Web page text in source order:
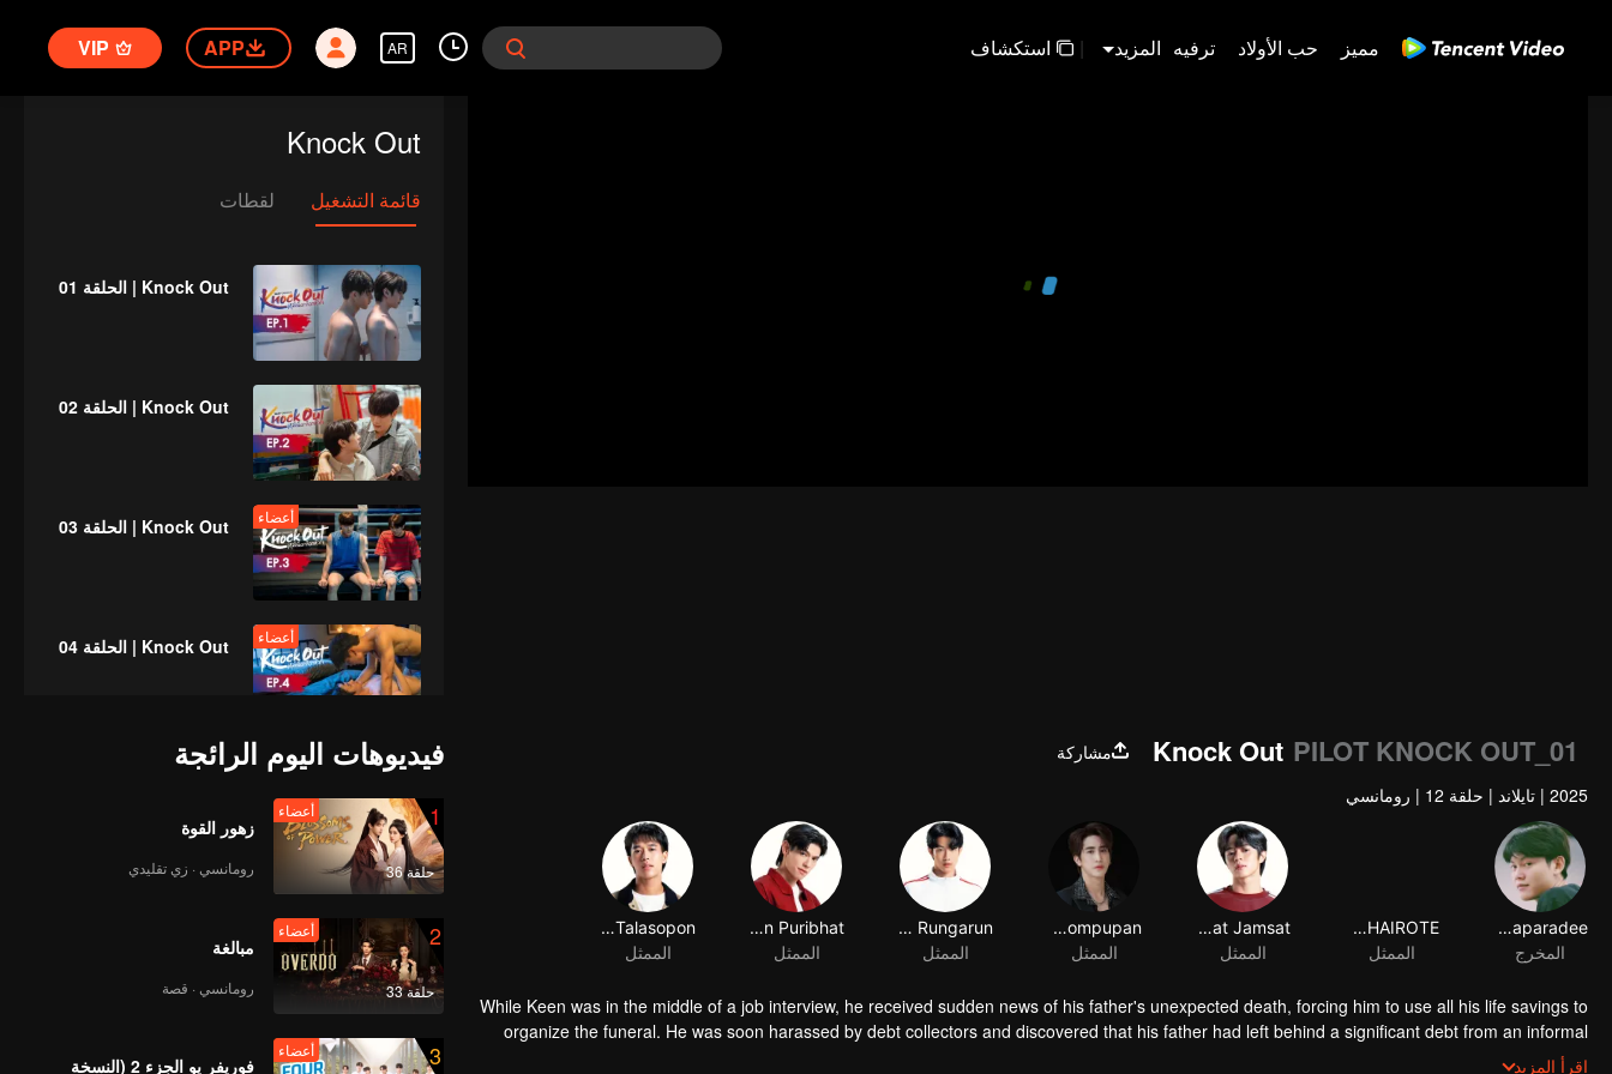
مميز حب الأولاد ترفيه المزيد | استكشاف AR
APP
VIP
Knock Out
قائمة التشغيل لقطات
Knock Out | الحلقة 01
Knock Out | الحلقة 02
أعضاء Knock Out | الحلقة 03
أعضاء Knock Out | الحلقة 04
أعضاء Knock Out | الحلقة 05 Knock Out PILOT KNOCK OUT_01
مشاركة
2025
| تايلاند | حلقة 12 | رومانسي
Tee Bundit Sintanaparadee
المخرج
NATSAKAN CHAIROTE
الممثل
Boripat Jamsat
الممثل
Kantapon Chompupan
الممثل
Narongdet Rungarun
الممثل
Jakarin Puribhat
الممثل
Thanakrit Talasopon
الممثل
While Keen was in the middle of a job interview, he received sudden news of his father's unexpected death, forcing him to use all his life savings to
organize the funeral. He was soon harassed by debt collectors and discovered that his father had left behind a significant debt from an informal
loan. Keen was compelled to hide at the Petchsak camp, a Muay Thai gym, while figuring out a way to pay off the debt he didn't incur. There, he
اقرأ المزيد
فيديوهات اليوم الرائجة
1
حلقة 36
أعضاء
زهور القوة
رومانسي · زي تقليدي
2
حلقة 33
أعضاء
مبالغة
رومانسي · قصة
3 أعضاء
فوريفر يو الجزء 2 (النسخة